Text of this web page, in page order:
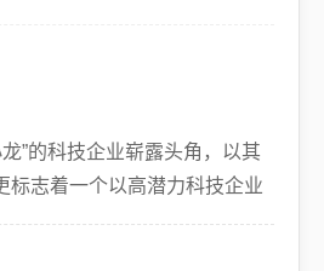
”的科技企业崭露头角，以其
标志着一个以高潜力科技企业